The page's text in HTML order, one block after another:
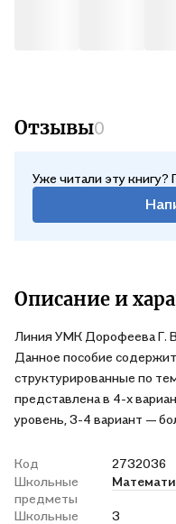
Отзывы0
Уже читали эту
Описание и
Линия УМК Дорофеева Г.
Данное пособие
структурированные по
представлена в 4-х
уровень, 3-4 вариант —
Код
2732036
Школьные
предметы
Школьные 3